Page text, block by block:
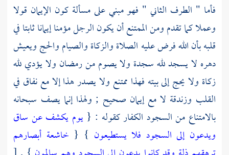
فأما " الطرف الثاني " فهو مبني على مسألة كون الإيمان قولا
وعملا كما تقدم ومن الممتنع أن يكون الرجل مؤمنا إيمانا ثابتا في
قلبه بأن الله فرض عليه الصلاة والزكاة والصيام والحج ويعيش
دهره لا يسجد لله سجدة ولا يصوم من رمضان ولا يؤدي لله
زكاة ولا يحج إلى بيته فهذا ممتنع ولا يصدر هذا إلا مع نفاق في
القلب وزندقة لا مع إيمان صحيح ; ولهذا إنما يصف سبحانه
بالامتناع من السجود الكفار كقوله : {يوم يكشف عن ساق
ويدعون إلى السجود فلا يستطيعون } { خاشعة أبصارهم